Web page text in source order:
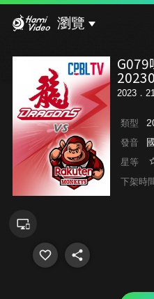
瀏覽
G079
2023．
類型
發音
星等
下架時